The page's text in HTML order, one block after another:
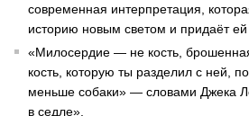
современная интерпретация,
историю новым светом и придаёт
«Милосердие — не кость,
кость, которую ты разделил с ней,
меньше собаки» — словами Джека
в седле».